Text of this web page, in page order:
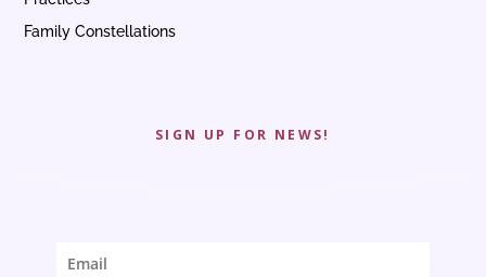
Family Constellations
SIGN UP FOR NEWS!